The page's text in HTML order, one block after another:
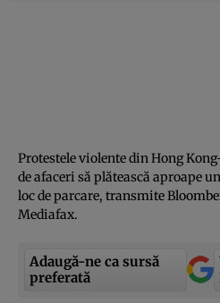
Protestele violente din Hong
de afaceri să plătească aproape
loc de parcare, transmite
Mediafax.
Adaugă-ne ca sursă
preferată